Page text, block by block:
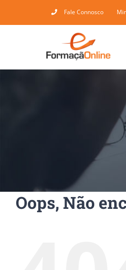
to
Fale Connosco
Oops, Não